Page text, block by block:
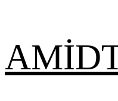
content